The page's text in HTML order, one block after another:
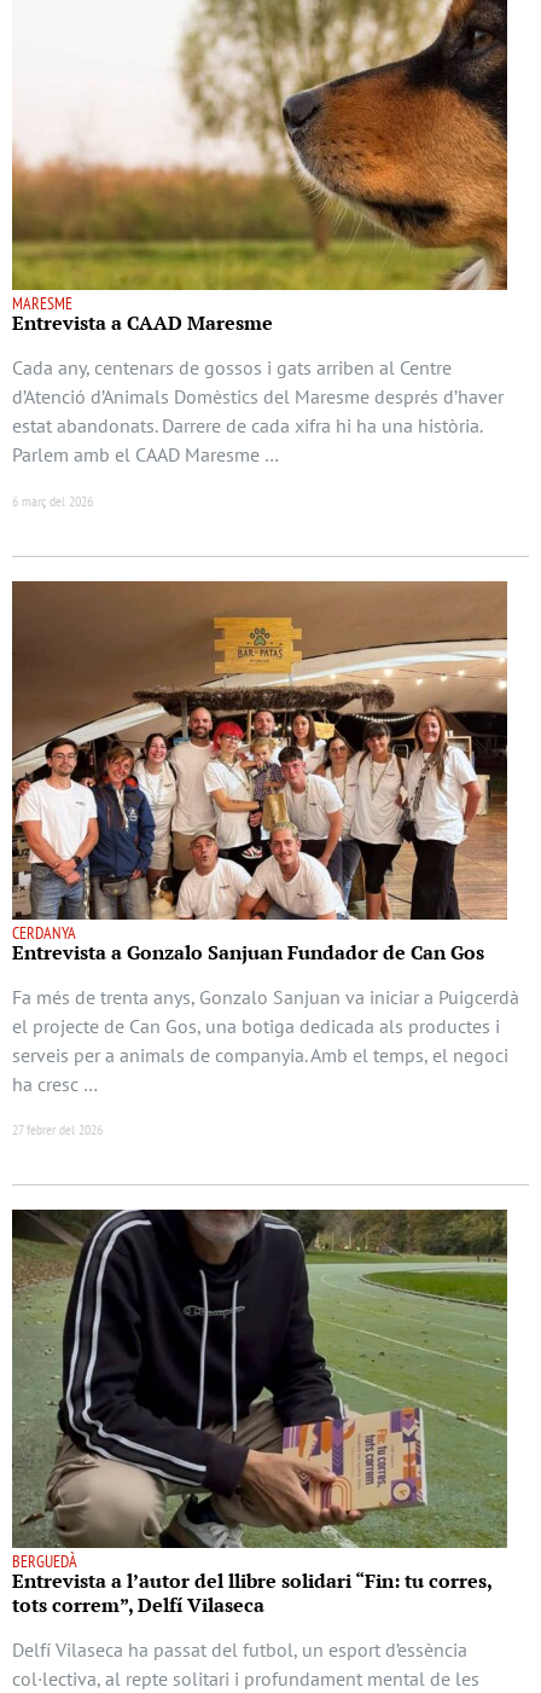
MARESME
Entrevista a CAAD Maresme
Cada any, centenars de gossos i gats arriben al Centre
d’Atenció d’Animals Domèstics del Maresme després d’haver
estat abandonats. Darrere de cada xifra hi ha una història.
Parlem amb el CAAD Maresme …
6 març del 2026
CERDANYA
Entrevista a Gonzalo Sanjuan Fundador de Can Gos
Fa més de trenta anys, Gonzalo Sanjuan va iniciar a Puigcerdà
el projecte de Can Gos, una botiga dedicada als productes i
serveis per a animals de companyia. Amb el temps, el negoci
ha cresc …
27 febrer del 2026
BERGUEDÀ
Entrevista a l’autor del llibre solidari “Fin: tu corres,
tots correm”, Delfí Vilaseca
Delfí Vilaseca ha passat del futbol, un esport d’essència
col·lectiva, al repte solitari i profundament mental de les